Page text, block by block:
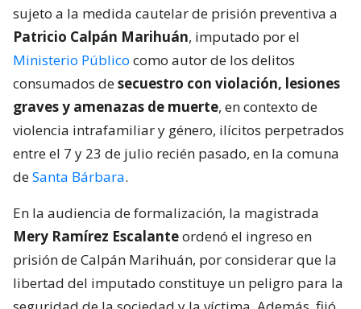
sujeto a la medida cautelar de prisión preventiva a
Patricio Calpán Marihuán, imputado por el
Ministerio Público como autor de los delitos
consumados desecuestro con violación, lesiones
graves y amenazas de muerte, en contexto de
violencia intrafamiliar y género, ilícitos perpetrados
entre el 7 y 23 de julio recién pasado, en la comuna
deSanta Bárbara.
En la audiencia de formalización, la magistrada
Mery Ramírez Escalanteordenó el ingreso en
prisión de Calpán Marihuán, por considerar que la
libertad del imputado constituye un peligro para la